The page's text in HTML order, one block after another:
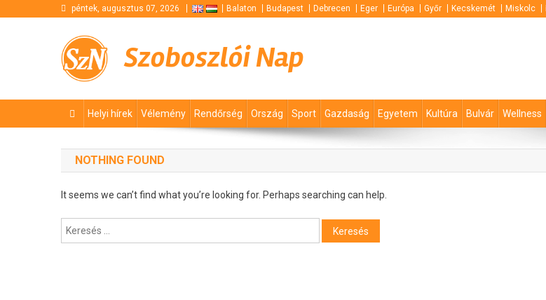
péntek, augusztus 07, 2026 Balaton Budapest Debrecen Eger Európa Győr Kecskemét Miskolc
Szoboszlói Nap
Helyi hírek Vélemény Rendőrség Ország Sport Gazdaság Egyetem Kultúra Bulvár Wellness
NOTHING FOUND
It seems we can’t find what you’re looking for. Perhaps searching can help.
Keresés: